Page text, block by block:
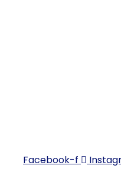
Facebook-f